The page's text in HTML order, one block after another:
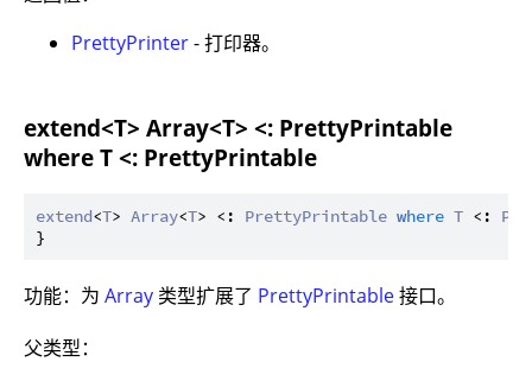
PrettyPrinter- 打印器。
extend<T> Array<T> <: PrettyPrintable
where T <: PrettyPrintable
extend<T> Array<T> <: PrettyPrintable where T <:
功能：为 Array 类型扩展了 PrettyPrintable接口。
父类型：